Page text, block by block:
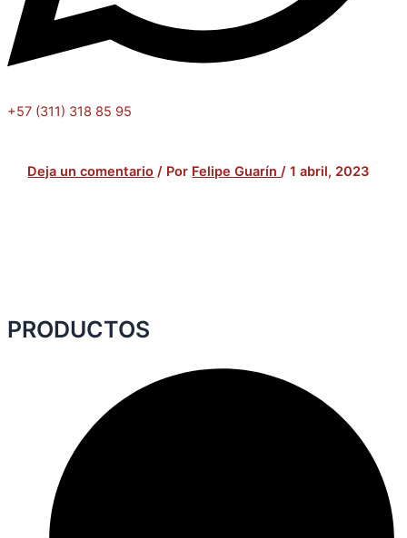
+57 (311) 318 85 95
Deja un comentario / Por Felipe Guarín/1 abril, 2023
PRODUCTOS